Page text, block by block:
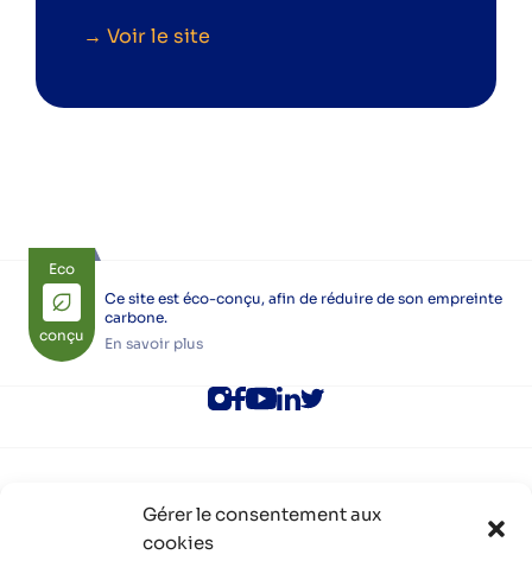
Gérer le consentement aux
cookies
→ Voir le site
Eco
conçu
Ce site est éco-conçu, afin de réduire de son empreinte
carbone.
En savoir plus
Rejoindre l’ALEC Lyon
Adhérer à l’ALEC Lyon